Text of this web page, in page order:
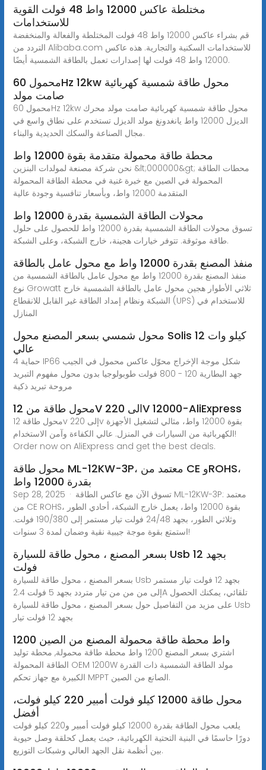
مختلطة عاكس 12000 واط 48 فولت القوية
للاستخدامات
قم بشراء عاكس 12000 واط 48 فولت المختلطة والفعالة والمنخفضة
التردد من Alibaba.com للاستخدامات السكنية والتجارية. هذه عاكس
12000 واط 48 فولت لها إصدارات تعمل بالطاقة الشمسية أيضًا.
محمول 60Hz 12kw محول طاقة شمسية كهربائية
صامت مولد
محمول 60Hz 12kw محول طاقة شمسية كهربائية صامت مولد محرك
الديزل 12000 واط يانغدونغ مولد الديزل تستخدم على نطاق واسع في
مجال الصناعة والسكك الحديدية والبناء.
محطة طاقة محمولة متقدمة بقوة 12000 واط
نحن شركة مصنعة لمولدات البنزين &lt;000000&gt; محطات الطاقة
المحمولة في الصين مع خبرة غنية في محطة الطاقة المحمولة
المتقدمة 12000 واط، وبأسعار تنافسية وجودة عالية
محولات الطاقة الشمسية بقدرة 12000 واط
تسوق محولات الطاقة الشمسية بقدرة 12000 واط للحصول على حلول
طاقة موثوقة. تتوفر خيارات هجينة، خارج الشبكة، وعلى الشبكة.
منفذ المصنع بقدرة 12000 واط مع محول عامل بالطاقة
منفذ المصنع بقدرة 12000 واط مع محول عامل بالطاقة الشمسية من
نوع Growatt ثلاثي الأطوار هجين محول عامل بالطاقة الشمسية خارج
الشبكة ونظام إمداد الطاقة غير القابل للانقطاع (UPS) للاستخدام في
المنازل
محول شمسي بسعر المصنع محول Solis 12 كيلو وات
عالي
4 حماية IP66 شكل موجة الإخراج محوّل عاكس محمول في الجيب
جهد البطارية 120 - 800 فولت طوبولوجيا بدون محول مفهوم التبريد
مروحة تبريد ذكية
محول طاقة من 12V الى 220V 12000-AliExpress
محول طاقة 12v إلى 220v بقوة 12000 واط، مثالي لتشغيل الأجهزة
الكهربائية من السيارات في المنزل. عالي الكفاءة وآمن الاستخدام!
Order now on AliExpress and get the best deals.
محول طاقة ML-12KW-3P، معتمد من CE وROHS،
بقدرة 12000 واط
Sep 28, 2025 · تسوق الآن مع عاكس الطاقة ML-12KW-3P: معتمد
من CE ROHS، بقوة 12000 واط، يعمل خارج الشبكة، أحادي الطور
وثلاثي الطور، بجهد 24/48 فولت تيار مستمر إلى 190/380 فولت.
استمتع بقوة موجة جيبية نقية وضمان لمدة 3 سنوات!
بسعر المصنع ، محول طاقة للسيارة Usb بجهد 12
فولت
بسعر المصنع ، محول طاقة للسيارة Usb بجهد 12 فولت تيار مستمر
إلى من من من تيار متردد بجهد 5 فولت 2.4A تلقائي، يمكنك الحصول
على مزيد من التفاصيل حول بسعر المصنع ، محول طاقة للسيارة Usb
بجهد 12 فولت تيار
1200 واط محطة طاقة محمولة المصنع من الصين
اشتري بسعر المصنع 1200 واط محطة طاقة محمولة, محطة توليد
الطاقة المحمولة OEM 1200W مولد الطاقة الشمسية ذات القدرة
الكبيرة مع جهاز تحكم MPPT الصانع من الصين.
محول طاقة 12000 كيلو فولت أمبير 220 كيلو فولت،
أفضل
يلعب محول الطاقة بقدرة 12000 كيلو فولت أمبير و220 كيلو فولت
دورًا حاسمًا في البنية التحتية الكهربائية، حيث يعمل كحلقة وصل حيوية
بين أنظمة نقل الجهد العالي وشبكات التوزيع.